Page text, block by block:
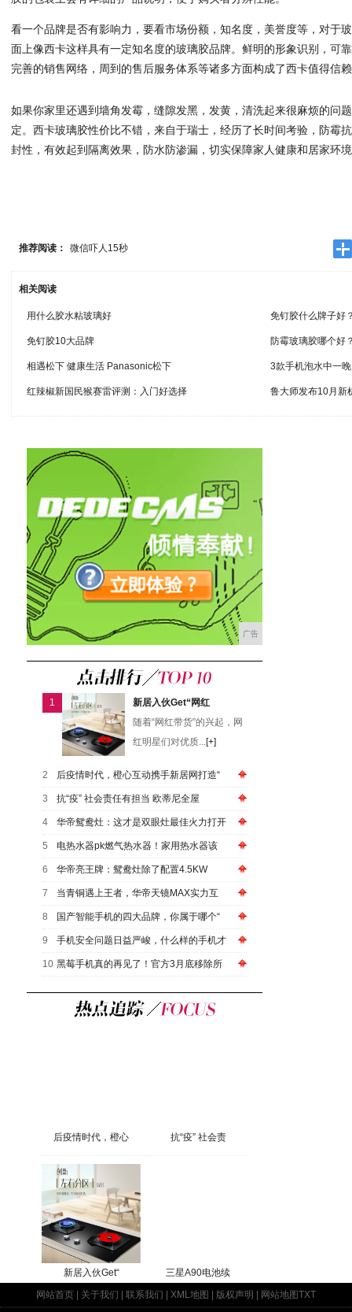
看一个品牌是否有影响力，要看市场份额，知名度，美誉度等，对于
面上像西卡这样具有一定知名度的玻璃胶品牌。鲜明的形象识别，可
完善的销售网络，周到的售后服务体系等诸多方面构成了西卡值得信
如果你家里还遇到墙角发霉，缝隙发黑，发黄，清洗起来很麻烦的问
定。西卡玻璃胶性价比不错，来自于瑞士，经历了长时间考验，防霉
封性，有效起到隔离效果，防水防渗漏，切实保障家人健康和居家环
推荐阅读： 微信吓人15秒
相关阅读
用什么胶水粘玻璃好 免钉胶什么牌子好
免钉胶10大品牌 防霉玻璃胶哪个好
相遇松下 健康生活 Panasonic松下 3款手机泡水中一
红辣椒新国民猴赛雷评测：入门好选择 鲁大师发布10月新
广告
1
新居入伙Get“网红
随着“网红带货”的兴起，网
红明星们对优质...[+]
2 后疫情时代，橙心互动携手新居网打造“
3 抗“疫” 社会责任有担当 欧蒂尼全屋
4 华帝鸳鸯灶：这才是双眼灶最佳火力打开
5 电热水器pk燃气热水器！家用热水器该
6 华帝亮王牌：鸳鸯灶除了配置4.5KW
7 当青铜遇上王者，华帝天镜MAX实力互
8 国产智能手机的四大品牌，你属于哪个“
9 手机安全问题日益严峻，什么样的手机才
10 黑莓手机真的再见了！官方3月底移除所
后疫情时代，橙心 抗“疫” 社会责
新居入伙Get“
三星A90电池续
网站首页
关于我们 联系我们 XML地图 版权声明 网站地图TXT